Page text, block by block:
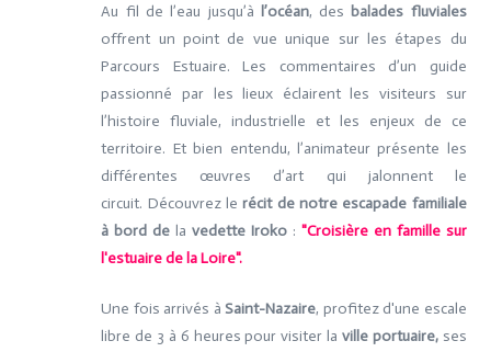
Au fil de l’eau jusqu’à l’océan, des balades fluviales
offrent un point de vue unique sur les étapes du
Parcours Estuaire. Les commentaires d’un guide
passionné par les lieux éclairent les visiteurs sur
l’histoire fluviale, industrielle et les enjeux de ce
territoire. Et bien entendu, l’animateur présente les
différentes œuvres d’art qui jalonnent le
circuit. Découvrez lerécit de notre escapade familiale
à bord de lavedette Iroko : "Croisière en famille sur
l'estuaire de la Loire".
Une fois arrivés à Saint-Nazaire, profitez d'une escale
libre de 3 à 6 heures pour visiter la ville portuaire,ses